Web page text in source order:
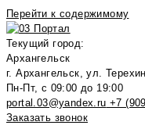
Перейти к содержимому
Текущий город:
Архангельск
г. Архангельск, ул.
Пн-Пт, с 09:00 до 19:00
portal.03@yandex.ru +7
Заказать звонок